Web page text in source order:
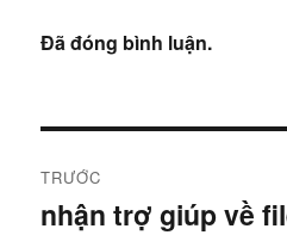
Đã đóng bình luận.
hướng
TRƯỚC
Bài
nhận trợ giúp về